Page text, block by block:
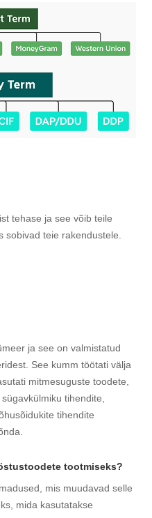
tehase ja see võib teile
sobivad teie rakendustele.
ja see on valmistatud
See kumm töötati välja
mitmesuguste toodete,
tihendite,
tihendite
tootmiseks?
mis muudavad selle
mida kasutatakse